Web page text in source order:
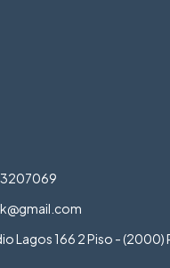
Lagos 166 2 Piso - (2000)